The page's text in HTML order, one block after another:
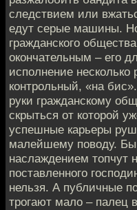
следствием или
едут серые машины.
гражданского
окончательным – его
исполнение
контрольный, «на
руки гражданскому
скрыться от которой
успешные карьеры
малейшему поводу.
наслаждением топчут
поставленного
нельзя. А публичные
трогают мало – палец